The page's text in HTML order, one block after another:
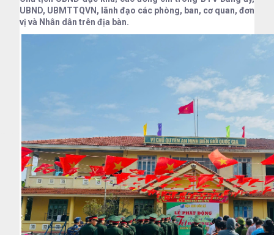
UBND, UBMTTQVN, lãnh đạo các phòng, ban, cơ quan, đơn
vị và Nhân dân trên địa bàn.